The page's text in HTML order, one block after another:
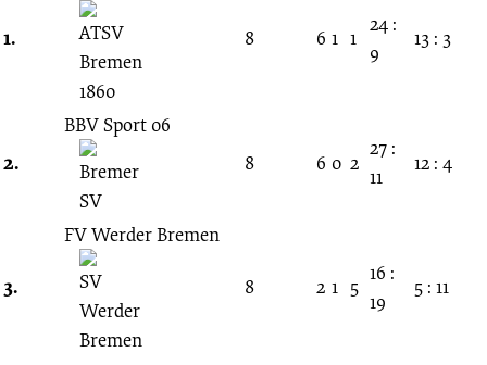
Spieltag
unbekannt
01.07.1917
1917/1918
(NFV
1. 8 6 1 1
24 :
9
13 : 3
2.
BBV Sport 06
8
6 0 2
27 :
11
12 : 4
3.
FV Werder Bremen
8 2 1 5
16 :
19
5 : 11